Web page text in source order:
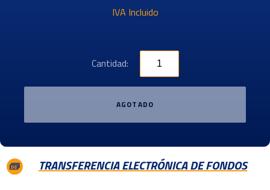
IVA Incluido
Cantidad:
AGOTADO
TRANSFERENCIA ELECTRÓNICA DE FONDOS